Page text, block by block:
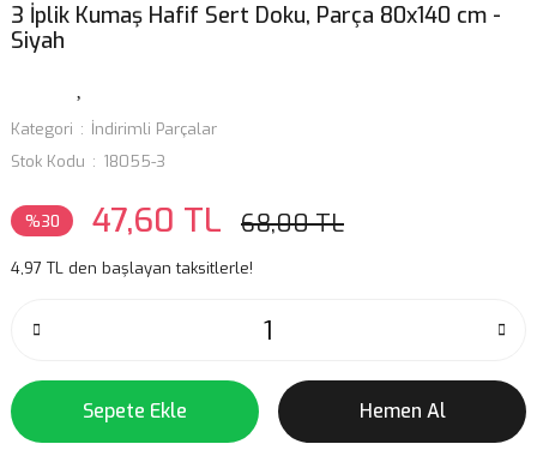
3 İplik Kumaş Hafif Sert Doku, Parça 80x140 cm -
Siyah
Kategori
İndirimli Parçalar
Stok Kodu
18055-3
%30 47,60 TL 68,00 TL
4,97 TL den başlayan taksitlerle!
Sepete Ekle Hemen Al